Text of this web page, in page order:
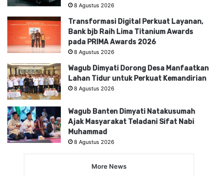
8 Agustus 2026
Transformasi Digital Perkuat Layanan,
Bank bjb Raih Lima Titanium Awards
pada PRIMA Awards 2026
8 Agustus 2026
Wagub Dimyati Dorong Desa Manfaatkan
Lahan Tidur untuk Perkuat Kemandirian
8 Agustus 2026
Wagub Banten Dimyati Natakusumah
Ajak Masyarakat Teladani Sifat Nabi
Muhammad
8 Agustus 2026
More News